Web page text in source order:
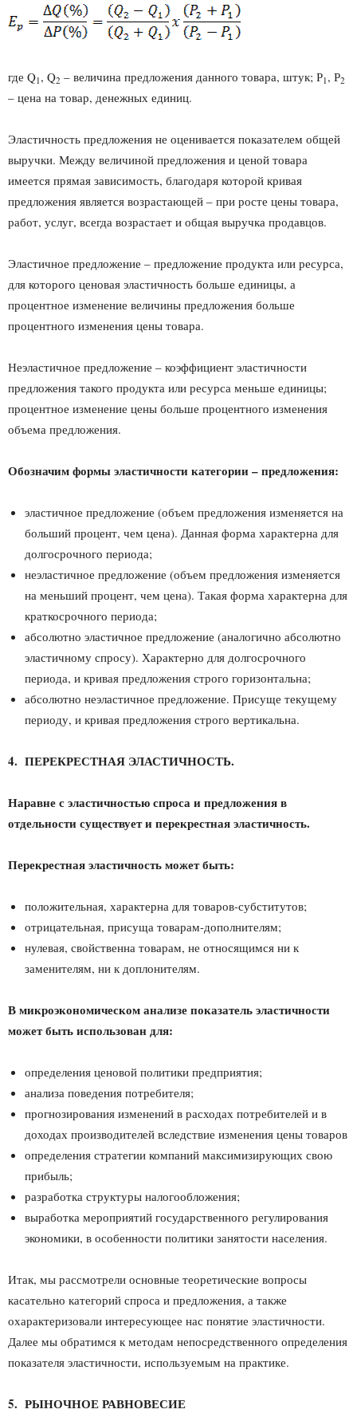
где Q1 , Q2 – величина предложения данного товара, штук; Р1 , Р2
– цена на товар, денежных единиц.
Эластичность предложения не оценивается показателем общей
выручки. Между величиной предложения и ценой товара
имеется прямая зависимость, благодаря которой кривая
предложения является возрастающей – при росте цены товара,
работ, услуг, всегда возрастает и общая выручка продавцов.
Эластичное предложение – предложение продукта или ресурса,
для которого ценовая эластичность больше единицы, а
процентное изменение величины предложения больше
процентного изменения цены товара.
Неэластичное предложение – коэффициент эластичности
предложения такого продукта или ресурса меньше единицы;
процентное изменение цены больше процентного изменения
объема предложения.
Обозначим формы эластичности категории – предложения:
эластичное предложение (объем предложения изменяется на
больший процент, чем цена). Данная форма характерна для
долгосрочного периода;
неэластичное предложение (объем предложения изменяется
на меньший процент, чем цена). Такая форма характерна для
краткосрочного периода;
абсолютно эластичное предложение (аналогично абсолютно
эластичному спросу). Характерно для долгосрочного
периода, и кривая предложения строго горизонтальна;
абсолютно неэластичное предложение. Присуще текущему
периоду, и кривая предложения строго вертикальна.
4. ПЕРЕКРЕСТНАЯ ЭЛАСТИЧНОСТЬ.
Наравне с эластичностью спроса и предложения в
отдельности существует и перекрестная эластичность.
Перекрестная эластичность может быть:
положительная, характерна для товаров-субститутов;
отрицательная, присуща товарам-дополнителям;
нулевая, свойственна товарам, не относящимся ни к
заменителям, ни к доплонителям.
В микроэкономическом анализе показатель эластичности
может быть использован для:
определения ценовой политики предприятия;
анализа поведения потребителя;
прогнозирования изменений в расходах потребителей и в
доходах производителей вследствие изменения цены товаров
определения стратегии компаний максимизирующих свою
прибыль;
разработка структуры налогообложения;
выработка мероприятий государственного регулирования
экономики, в особенности политики занятости населения.
Итак, мы рассмотрели основные теоретические вопросы
касательно категорий спроса и предложения, а также
охарактеризовали интересующее нас понятие эластичности.
Далее мы обратимся к методам непосредственного определения
показателя эластичности, используемым на практике.
5. РЫНОЧНОЕ РАВНОВЕСИЕ